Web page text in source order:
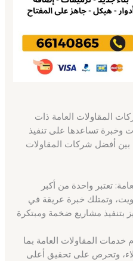
المقاولات العامة ذات
وخبرة تساعدها على تنفيذ
بين أفضل شركات المقاولات
تعتبر واحدة من أكبر
وتمتلك خبرة عريقة في
بتنفيذ مشاريع ضخمة ومبتكرة
خدمات المقاولات العامة بما
وتحرص على تحقيق أعلى